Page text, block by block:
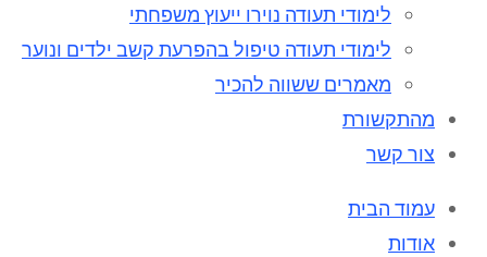
לימודי תעודה נוירו ייעוץ משפחתי
לימודי תעודה טיפול בהפרעת קשב ילדים ונוער
מאמרים ששווה להכיר
מהתקשורת
צור קשר
עמוד הבית
אודות